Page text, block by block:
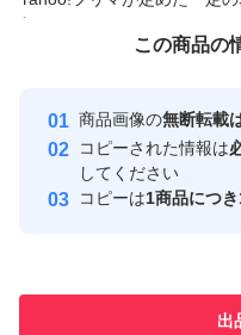
付与しています
安心取引出品者
取引実績
この商品の
商品画像の無断転載
コピーされた情報は
してください
コピーは1商品につき
出
この商品をみている人に